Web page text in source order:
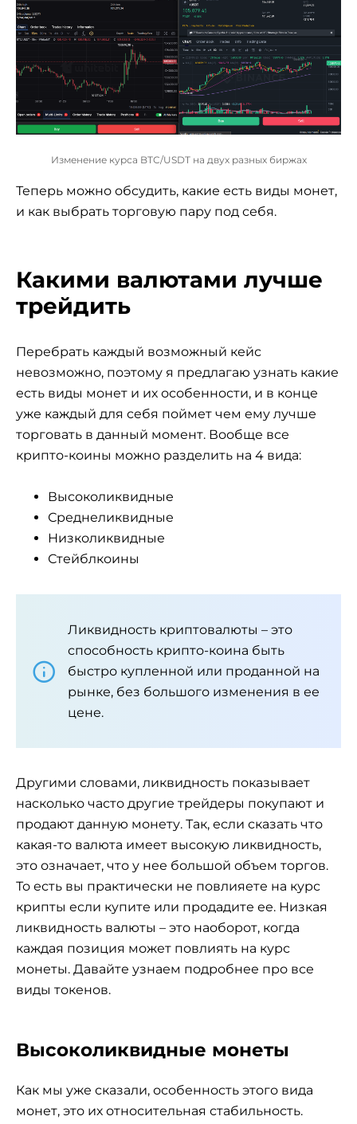
Изменение курса BTC/USDT на двух разных биржах
Теперь можно обсудить, какие есть виды монет,
и как выбрать торговую пару под себя.
Какими валютами лучше
трейдить
Перебрать каждый возможный кейс
невозможно, поэтому я предлагаю узнать какие
есть виды монет и их особенности, и в конце
уже каждый для себя поймет чем ему лучше
торговать в данный момент. Вообще все
крипто-коины можно разделить на 4 вида:
Высоколиквидные
Среднеликвидные
Низколиквидные
Стейблкоины
Ликвидность криптовалюты – это
способность крипто-коина быть
быстро купленной или проданной на
рынке, без большого изменения в ее
цене.
Другими словами, ликвидность показывает
насколько часто другие трейдеры покупают и
продают данную монету. Так, если сказать что
какая-то валюта имеет высокую ликвидность,
это означает, что у нее большой объем торгов.
То есть вы практически не повлияете на курс
крипты если купите или продадите ее. Низкая
ликвидность валюты – это наоборот, когда
каждая позиция может повлиять на курс
монеты. Давайте узнаем подробнее про все
виды токенов.
Высоколиквидные монеты
Как мы уже сказали, особенность этого вида
монет, это их относительная стабильность.